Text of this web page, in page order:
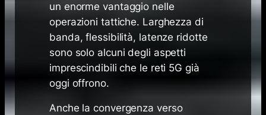
un enorme vantaggio nelle
operazioni tattiche. Larghezza di
banda, flessibilità, latenze ridotte
sono solo alcuni degli aspetti
imprescindibili che le reti 5G già
oggi offrono.
Anche la convergenza verso